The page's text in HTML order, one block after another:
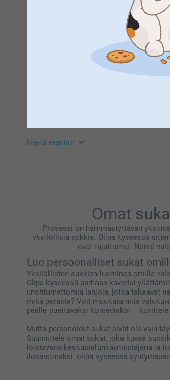
Kiitos paljon palautteesta, se on
että muuten pidät ideasta.
Kivaa kevään odotusta 🌸
Kirsi @smartphoto
Hyvät esim kesäsukat ja omalla kuvalla.
Näytä reaktiot
Ethän epäröi ottaa yhteyttä
Lämpimin terveisin
Kaisa @smartphoto
Omat
Prosessi on hämmästyttävän
yksilöllisiä sukkia. Olipa kyseessä
ovat rajattomat. Nämä
Luo persoonalliset sukat
Yksilöllisten sukkien luominen omilla
Olipa kyseessä parhaan kaverisi
unohtumattomia lahjoja, jotka takaavat
mikä parasta? Voit muokata niitä
päälle puettavaksi komediaksi –
Mutta personoidut sukat eivät ole vain
Suunnittele omat sukat, joka kuvaa
loistavana keskustelunkäynnistäjänä ja
ilosanomaksi, olipa kyseessä